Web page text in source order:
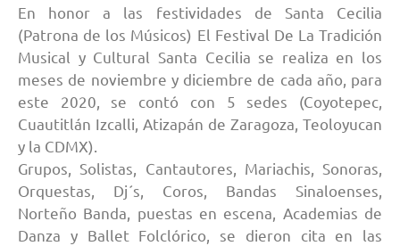
En honor a las festividades de Santa Cecilia
(Patrona de los Músicos) El Festival De La Tradición
Musical y Cultural Santa Cecilia se realiza en los
meses de noviembre y diciembre de cada año, para
este 2020, se contó con 5 sedes (Coyotepec,
Cuautitlán Izcalli, Atizapán de Zaragoza, Teoloyucan
y la CDMX).
Grupos, Solistas, Cantautores, Mariachis, Sonoras,
Orquestas, Dj´s, Coros, Bandas Sinaloenses,
Norteño Banda, puestas en escena, Academias de
Danza y Ballet Folclórico, se dieron cita en las